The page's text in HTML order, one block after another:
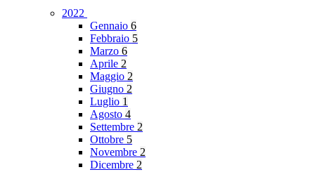
2022
Gennaio 6
Febbraio 5
Marzo 6
Aprile 2
Maggio 2
Giugno 2
Luglio 1
Agosto 4
Settembre 2
Ottobre 5
Novembre 2
Dicembre 2